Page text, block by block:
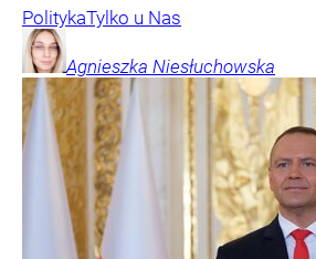
PolitykaTylko u Nas
Agnieszka Niesłuchowska